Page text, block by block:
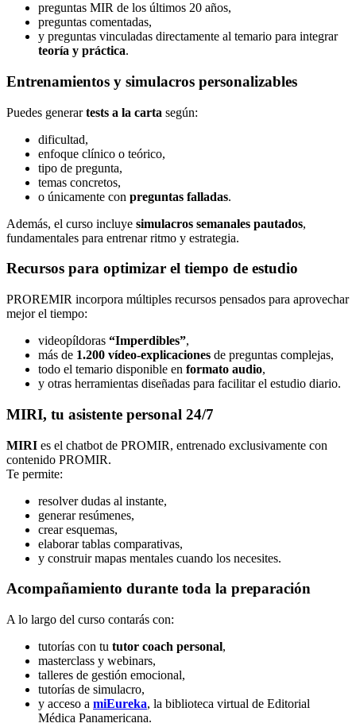
preguntas MIR de los últimos 20 años,
preguntas comentadas,
y preguntas vinculadas directamente al temario para integrar
teoría y práctica.
Entrenamientos y simulacros personalizables
Puedes generartests a la carta según:
dificultad,
enfoque clínico o teórico,
tipo de pregunta,
temas concretos,
o únicamente con preguntas falladas.
Además, el curso incluye simulacros semanales pautados,
fundamentales para entrenar ritmo y estrategia.
Recursos para optimizar el tiempo de estudio
PROREMIR incorpora múltiples recursos pensados para aprovechar
mejor el tiempo:
videopíldoras “Imperdibles”,
más de 1.200 vídeo-explicaciones de preguntas complejas,
todo el temario disponible en formato audio,
y otras herramientas diseñadas para facilitar el estudio diario.
MIRI, tu asistente personal 24/7
MIRI es el chatbot de PROMIR, entrenado exclusivamente con
contenido PROMIR.
Te permite:
resolver dudas al instante,
generar resúmenes,
crear esquemas,
elaborar tablas comparativas,
y construir mapas mentales cuando los necesites.
Acompañamiento durante toda la preparación
A lo largo del curso contarás con:
tutorías con tu tutor coach personal,
masterclass y webinars,
talleres de gestión emocional,
tutorías de simulacro,
y acceso a miEureka, la biblioteca virtual de Editorial
Médica Panamericana.